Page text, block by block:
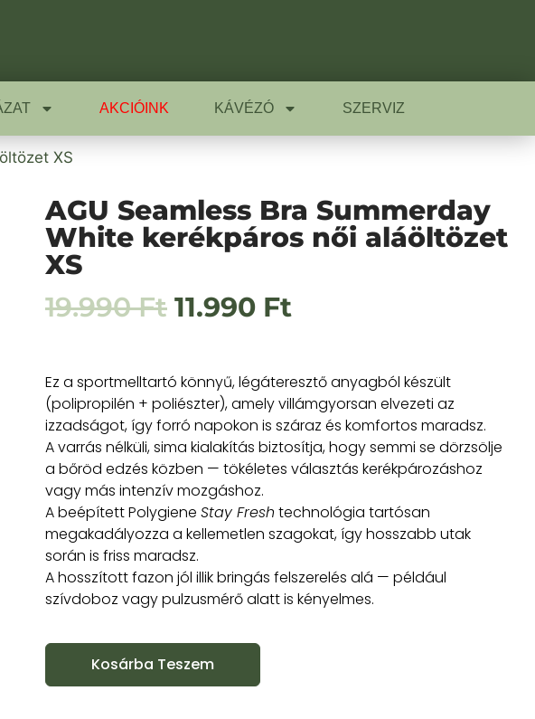
AKCIÓINK KÁVÉZÓ SZERVIZ
XS
AGU Seamless Bra Summerday
White kerékpáros női aláöltözet
XS
19.990Ft 11.990 Ft
Ez a sportmelltartó könnyű, légáteresztő anyagból készült
(polipropilén + poliészter), amely villámgyorsan elvezeti az
izzadságot, így forró napokon is száraz és komfortos maradsz.
A varrás nélküli, sima kialakítás biztosítja, hogy semmi se dörzsölje
a bőröd edzés közben — tökéletes választás kerékpározáshoz
vagy más intenzív mozgáshoz.
A beépített Polygiene Stay Fresh technológia tartósan
megakadályozza a kellemetlen szagokat, így hosszabb utak
során is friss maradsz.
A hosszított fazon jól illik bringás felszerelés alá — például
szívdoboz vagy pulzusmérő alatt is kényelmes.
Kosárba Teszem